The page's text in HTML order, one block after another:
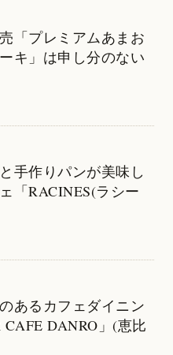
「プレミアムあまお
キ」は申し分のない
手作りパンが美味し
「RACINES(ラシー
あるカフェダイニン
CAFE DANRO」(恵比